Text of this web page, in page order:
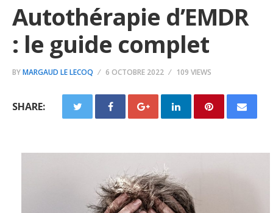
Autothérapie d’EMDR
: le guide complet
BYMARGAUD LE LECOQ 6 OCTOBRE 2022 109 VIEWS
SHARE: